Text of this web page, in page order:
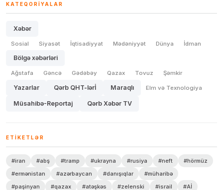
KATEQORIYALAR
Xəbər
Sosial Siyasət İqtisadiyyat Mədəniyyət Dünya İdman
Bölgə xəbərləri
Ağstafa Gəncə Gədəbəy Qazax Tovuz Şəmkir
Yazarlar Qərb QHT-lərİ Maraqlı Elm və Texnologiya
Müsahibə-Reportaj Qərb Xəbər TV
ETIKETLƏR
#iran #abş #tramp #ukrayna #rusiya #neft
#hörmüz
#ermənistan
#azərbaycan #danışıqlar
#müharibə
#paşinyan
#qazax #atəşkəs #zelenski #israil #Aİ